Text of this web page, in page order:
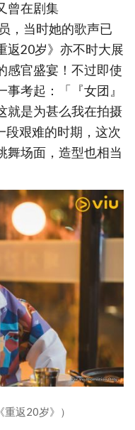
曾在剧集
，当时她的歌声已
返20岁》亦不时大展
感官盛宴！不过即使
考起：「『女团』
就是为甚么我在拍摄
段艰难的时期，这次
舞场面，造型也相当
重返20岁》）